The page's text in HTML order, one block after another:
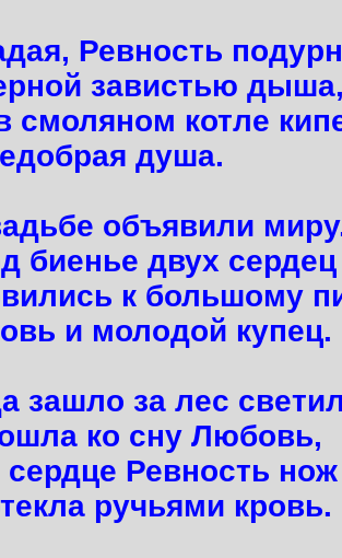
Ревность
завистью
смоляном котле
душа.
объявили
биенье двух сердец
к большому
и молодой купец.
зашло за лес
ко сну Любовь,
Ревность
ручьями кровь.